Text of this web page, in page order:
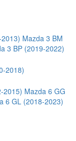
Mazda 3 BM
3 BP (2019-2022)
2018)
2015) Mazda 6 GG
6 GL (2018-2023)